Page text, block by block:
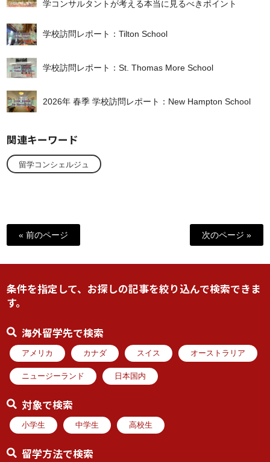
学コンサルタントが考える本当に見るべきポイント
学校訪問レポート：Tilton School
学校訪問レポート：St. Thomas More School
2026年 春季 学校訪問レポート：New Hampton School
関連キーワード
留学コンシェルジュ
« 前のページ 次のページ »
条件を指定して、お探しの記事を絞り込んで検索できま
す。
海外留学先で検索
アメリカ カナダ スイス オーストラリア
ニュージーランド 日本国内
対象で検索
小学生 中学生 高校生
留学方法で検索